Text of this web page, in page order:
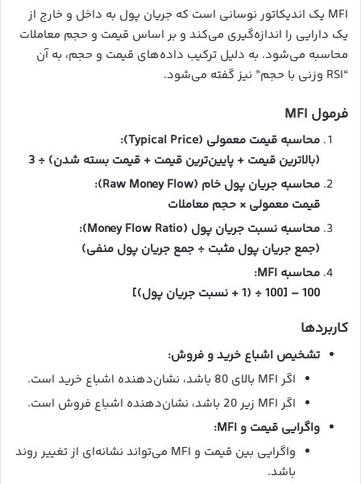
MFI یک اندیکاتور نوسانی است که جریان پول به داخل و خارج از
یک دارایی را اندازه‌گیری می‌کند و بر اساس قیمت و حجم معاملات
محاسبه می‌شود. به دلیل ترکیب داده‌های قیمت و حجم، به آن
“RSI وزنی با حجم” نیز گفته می‌شود.
فرمول MFI
محاسبه قیمت معمولی (Typical Price):
(بالاترین قیمت + پایین‌ترین قیمت + قیمت بسته شدن) ÷ 3
محاسبه جریان پول خام (Raw Money Flow):
قیمت معمولی × حجم معاملات
محاسبه نسبت جریان پول (Money Flow Ratio):
(جمع جریان پول مثبت ÷ جمع جریان پول منفی)
محاسبه MFI:
100 – [100 ÷ (1 + نسبت جریان پول)]
کاربردها
تشخیص اشباع خرید و فروش:
اگر MFI بالای 80 باشد، نشان‌دهنده اشباع خرید است.
اگر MFI زیر 20 باشد، نشان‌دهنده اشباع فروش است.
واگرایی قیمت و MFI:
واگرایی بین قیمت و MFI می‌تواند نشانه‌ای از تغییر روند
باشد.